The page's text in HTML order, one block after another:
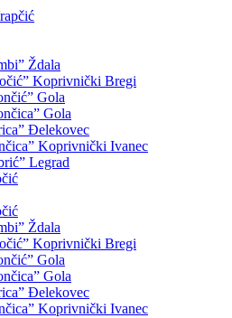
Ždala
Koprivnički Bregi
Gola
Gola
Đelekovec
Koprivnički Ivanec
Legrad
Ždala
Koprivnički Bregi
Gola
Gola
Đelekovec
Koprivnički Ivanec